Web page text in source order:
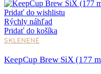
Pridať do wishlistu
Rýchly náhľad
Pridať do košíka
SKLENENÉ
KeepCup Brew SiX (177